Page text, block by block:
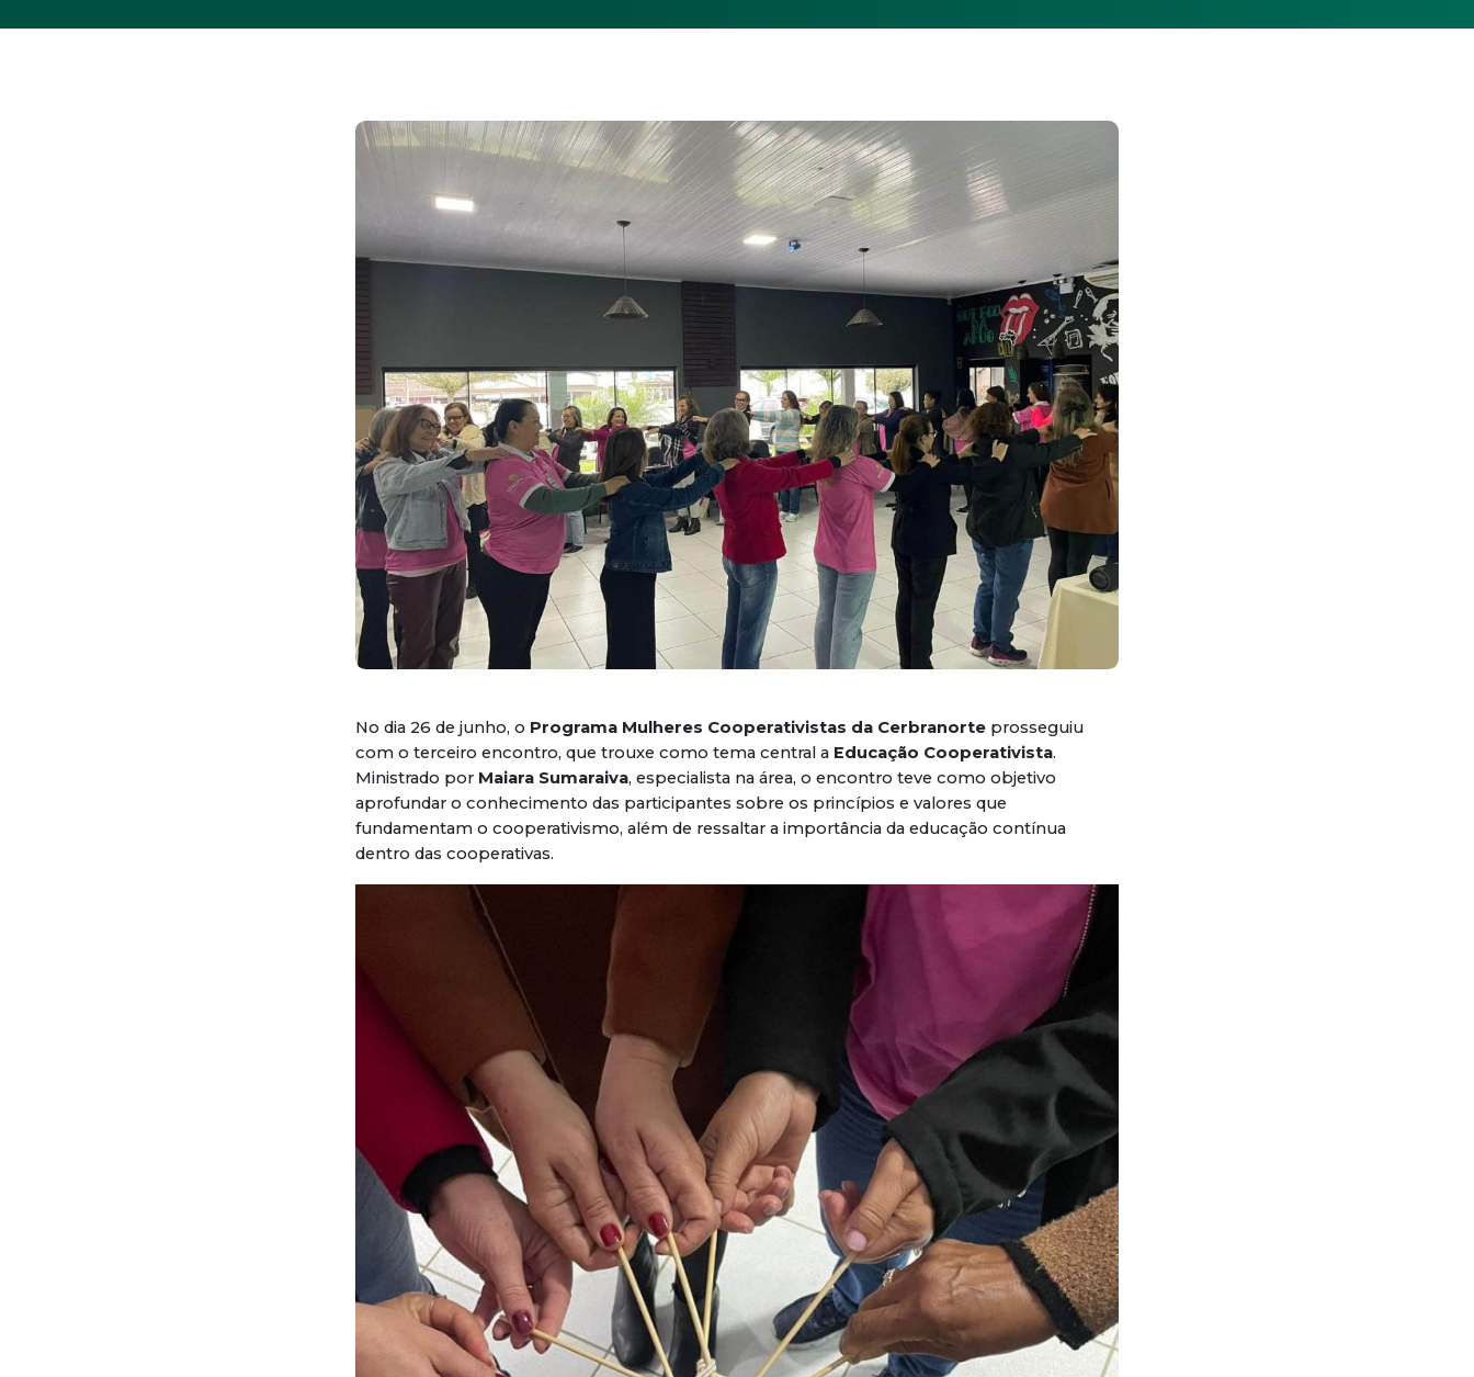
No dia 26 de junho, o Programa Mulheres Cooperativistas da Cerbranorte prosseguiu
com o terceiro encontro, que trouxe como tema central a Educação Cooperativista.
Ministrado por Maiara Sumaraiva, especialista na área, o encontro teve como objetivo
aprofundar o conhecimento das participantes sobre os princípios e valores que
fundamentam o cooperativismo, além de ressaltar a importância da educação contínua
dentro das cooperativas.